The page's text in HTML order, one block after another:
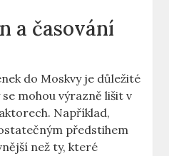
a časování
do Moskvy je důležité
mohou výrazně lišit v
Například,
předstihem
než ty, které